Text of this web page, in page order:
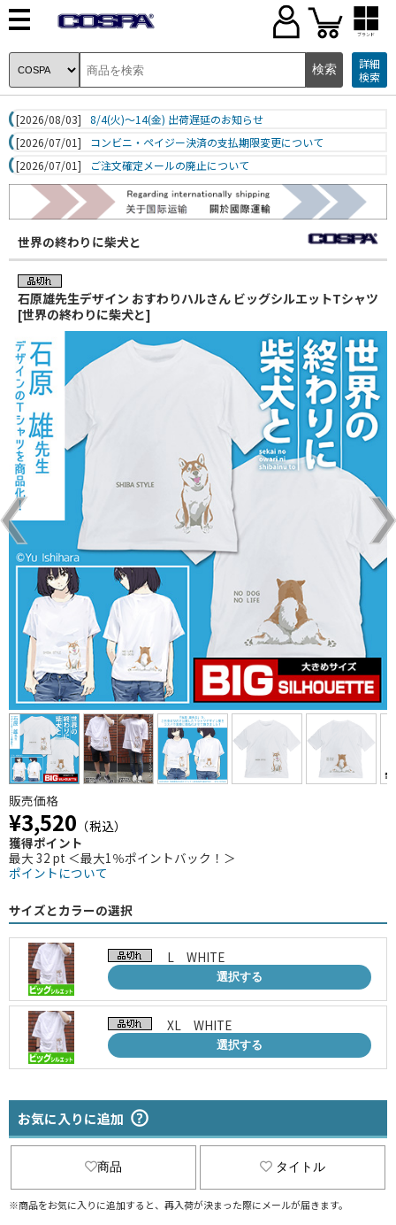
ブランド
詳細
検索
[2026/08/03]
8/4(火)～14(金) 出荷遅延のお知らせ
[2026/07/01]
コンビニ・ペイジー決済の支払期限変更について
[2026/07/01]
ご注文確定メールの廃止について
世界の終わりに柴犬と
石原雄先生デザイン おすわりハルさん ビッグシルエットTシャツ
[世界の終わりに柴犬と]
販売価格
¥3,520 （税込）
獲得ポイント
最大 32 pt ＜最大1％ポイントバック！＞
ポイントについて
サイズとカラーの選択
L WHITE
選択する
XL WHITE
選択する
お気に入りに追加
商品 タイトル
※商品をお気に入りに追加すると、再入荷が決まった際にメールが届きます。